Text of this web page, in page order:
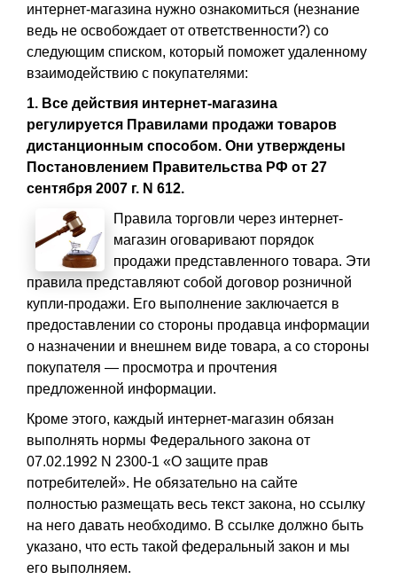
интернет-магазина нужно ознакомиться (незнание
ведь не освобождает от ответственности?) со
следующим списком, который поможет удаленному
взаимодействию с покупателями:
1. Все действия интернет-магазина
регулируется Правилами продажи товаров
дистанционным способом. Они утверждены
Постановлением Правительства РФ от 27
сентября 2007 г. N 612.
Правила торговли через интернет-
магазин оговаривают порядок
продажи представленного товара. Эти
правила представляют собой договор розничной
купли-продажи. Его выполнение заключается в
предоставлении со стороны продавца информации
о назначении и внешнем виде товара, а со стороны
покупателя — просмотра и прочтения
предложенной информации.
Кроме этого, каждый интернет-магазин обязан
выполнять нормы Федерального закона от
07.02.1992 N 2300-1 «О защите прав
потребителей». Не обязательно на сайте
полностью размещать весь текст закона, но ссылку
на него давать необходимо. В ссылке должно быть
указано, что есть такой федеральный закон и мы
его выполняем.